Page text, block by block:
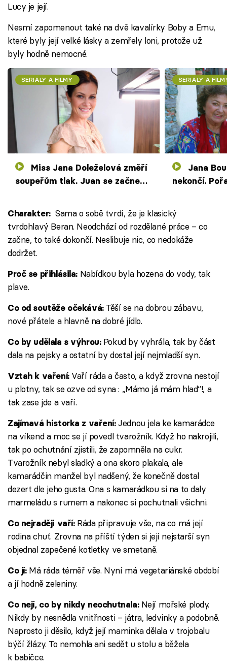
Lucy je její.
Nesmí zapomenout také na dvě kavalírky Boby a Emu,
které byly její velké lásky a zemřely loni, protože už
byly hodně nemocné.
SERIÁLY A FILMY
soupeřům tlak. Juan se začne
SERIÁLY A
nekončí.
Charakter:Sama o sobě tvrdí, že je klasický
tvrdohlavý Beran. Neodchází od rozdělané práce – co
začne, to také dokončí. Neslibuje nic, co nedokáže
dodržet.
Proč se přihlásila:Nabídkou byla hozena do vody, tak
plave.
Co od soutěže očekává:Těší se na dobrou zábavu,
nové přátele a hlavně na dobré jídlo.
Co by udělala s výhrou:Pokud by vyhrála, tak by část
dala na pejsky a ostatní by dostal její nejmladší syn.
Vztah k vaření:Vaří ráda a často, a když zrovna nestojí
u plotny, tak se ozve od syna : „Mámo já mám hlad“!, a
tak zase jde a vaří.
Zajímavá historka z vaření:Jednou jela ke kamarádce
na víkend a moc se jí povedl tvarožník. Když ho nakrojili,
tak po ochutnání zjistili, že zapomněla na cukr.
Tvarožník nebyl sladký a ona skoro plakala, ale
kamarádčin manžel byl nadšený, že konečně dostal
dezert dle jeho gusta. Ona s kamarádkou si na to daly
marmeládu s rumem a nakonec si pochutnali všichni.
Co nejraději vaří:Ráda připravuje vše, na co má její
rodina chuť. Zrovna na příští týden si její nejstarší syn
objednal zapečené kotletky ve smetaně.
Co jí:Má ráda téměř vše. Nyní má vegetariánské období
a jí hodně zeleniny.
Co nejí, co by nikdy neochutnala:Nejí mořské plody.
Nikdy by nesnědla vnitřnosti – játra, ledvinky a podobně.
Naprosto ji děsilo, když její maminka dělala v trojobalu
býčí žlázy. To nemohla ani sedět u stolu a běžela
k babičce.